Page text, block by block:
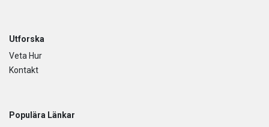
Utforska
Veta Hur
Kontakt
Populära Länkar